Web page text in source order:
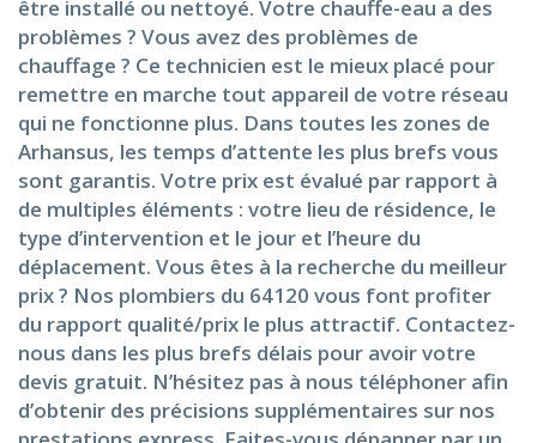
être installé ou nettoyé. Votre chauffe-eau a des
problèmes ? Vous avez des problèmes de
chauffage ? Ce technicien est le mieux placé pour
remettre en marche tout appareil de votre réseau
qui ne fonctionne plus. Dans toutes les zones de
Arhansus, les temps d’attente les plus brefs vous
sont garantis. Votre prix est évalué par rapport à
de multiples éléments : votre lieu de résidence, le
type d’intervention et le jour et l’heure du
déplacement. Vous êtes à la recherche du meilleur
prix ? Nos plombiers du 64120 vous font profiter
du rapport qualité/prix le plus attractif. Contactez-
nous dans les plus brefs délais pour avoir votre
devis gratuit. N’hésitez pas à nous téléphoner afin
d’obtenir des précisions supplémentaires sur nos